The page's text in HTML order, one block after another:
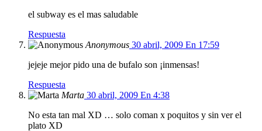
el subway es el mas saludable
Respuesta
Anonymous 30 abril, 2009 En 17:59
jejeje mejor pido una de bufalo son ¡inmensas!
Respuesta
Marta 30 abril, 2009 En 4:38
No esta tan mal XD … solo coman x poquitos y sin ver el
plato XD